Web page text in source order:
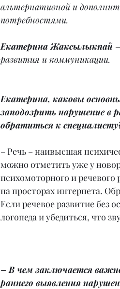
альтернативной и
потребностями.
Екатерина Жаксылыкпай
развития и коммуникации.
Екатерина, каковы
заподозрить нарушение в
обратиться к
– Речь – наивысшая
можно отметить уже у
психомоторного и
на просторах интернета.
Если речевое развитие без
логопеда и убедиться, что
– В чем заключается
раннего выявления